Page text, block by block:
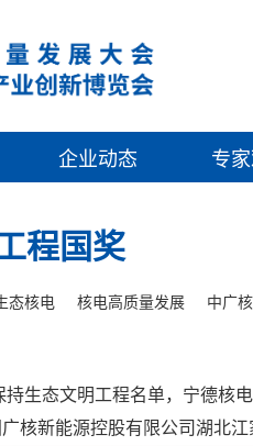
企业动态 专
程国奖
态核电 核电高质量发展 中广
生态文明工程名单，宁德核
核新能源控股有限公司湖北江